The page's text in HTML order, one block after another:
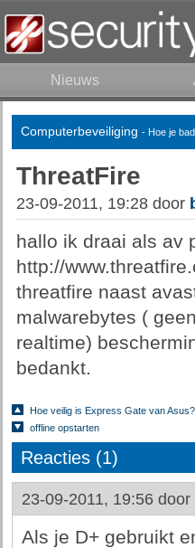
Nieuws
Computerbeveiliging - Hoe je
ThreatFire
23-09-2011, 19:28 door
hallo ik draai als av
http://
threatfire naast
malwarebytes (
realtime)
bedankt.
Hoe veilig is Express Gate van Asus?
offline opstarten
Reacties (1)
23-09-2011, 19:56 door
Als je D+ gebruikt